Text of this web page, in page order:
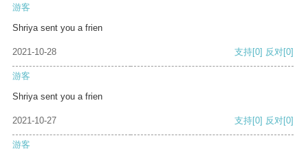
游客
Shriya sent you a frien
2021-10-28 支持[0] 反对[0]
游客
Shriya sent you a frien
2021-10-27 支持[0] 反对[0]
游客